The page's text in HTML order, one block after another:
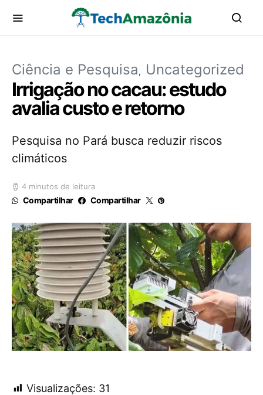
Ciência e Pesquisa Uncategorized
Irrigação no cacau: estudo
avalia custo e retorno
Pesquisa no Pará busca reduzir riscos
climáticos
4 minutos de leitura
Compartilhar Compartilhar
Visualizações: 31